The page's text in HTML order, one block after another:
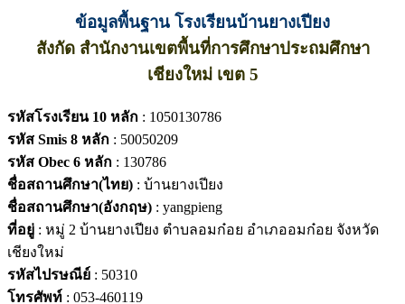
ข้อมูลพื้นฐาน โรงเรียนบ้านยางเปียง
สังกัด สำนักงานเขตพื้นที่การศึกษาประถมศึกษา
เชียงใหม่ เขต 5
รหัสโรงเรียน 10 หลัก : 1050130786
รหัส Smis 8 หลัก : 50050209
รหัส Obec 6 หลัก : 130786
ชื่อสถานศึกษา(ไทย) : บ้านยางเปียง
ชื่อสถานศึกษา(อังกฤษ) : yangpieng
ที่อยู่ : หมู่ 2 บ้านยางเปียง ตำบลอมก๋อย อำเภออมก๋อย จังหวัด
เชียงใหม่
รหัสไปรษณีย์ : 50310
โทรศัพท์ : 053-460119